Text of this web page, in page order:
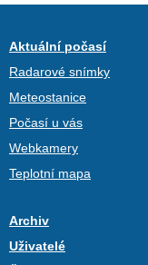
Aktuální počasí
Radarové snímky
Meteostanice
Počasí u vás
Webkamery
Teplotní mapa
Archiv
Uživatelé